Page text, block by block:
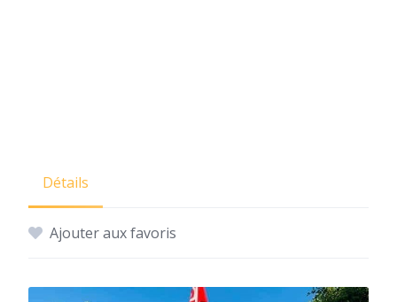
Détails
Ajouter aux favoris